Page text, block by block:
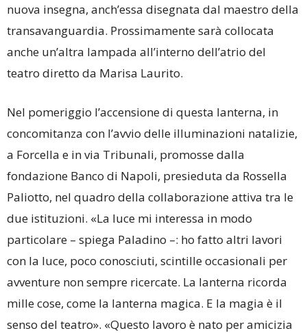
nuova insegna, anch’essa disegnata dal maestro della
transavanguardia. Prossimamente sarà collocata
anche un’altra lampada all’interno dell’atrio del
teatro diretto da Marisa Laurito.
Nel pomeriggio l’accensione di questa lanterna, in
concomitanza con l’avvio delle illuminazioni natalizie,
a Forcella e in via Tribunali, promosse dalla
fondazione Banco di Napoli, presieduta da Rossella
Paliotto, nel quadro della collaborazione attiva tra le
due istituzioni. «La luce mi interessa in modo
particolare – spiega Paladino –: ho fatto altri lavori
con la luce, poco conosciuti, scintille occasionali per
avventure non sempre ricercate. La lanterna ricorda
mille cose, come la lanterna magica. E la magia è il
senso del teatro». «Questo lavoro è nato per amicizia